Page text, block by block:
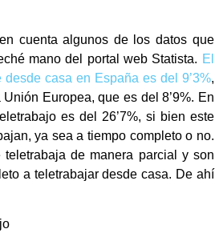
cuenta algunos de los datos que
mano del portal web Statista. El
casa en España es del 9’3%,
Europea, que es del 8’9%. En
es del 26’7%, si bien este
ya sea a tiempo completo o no.
de manera parcial y son
a teletrabajar desde casa. De ahí